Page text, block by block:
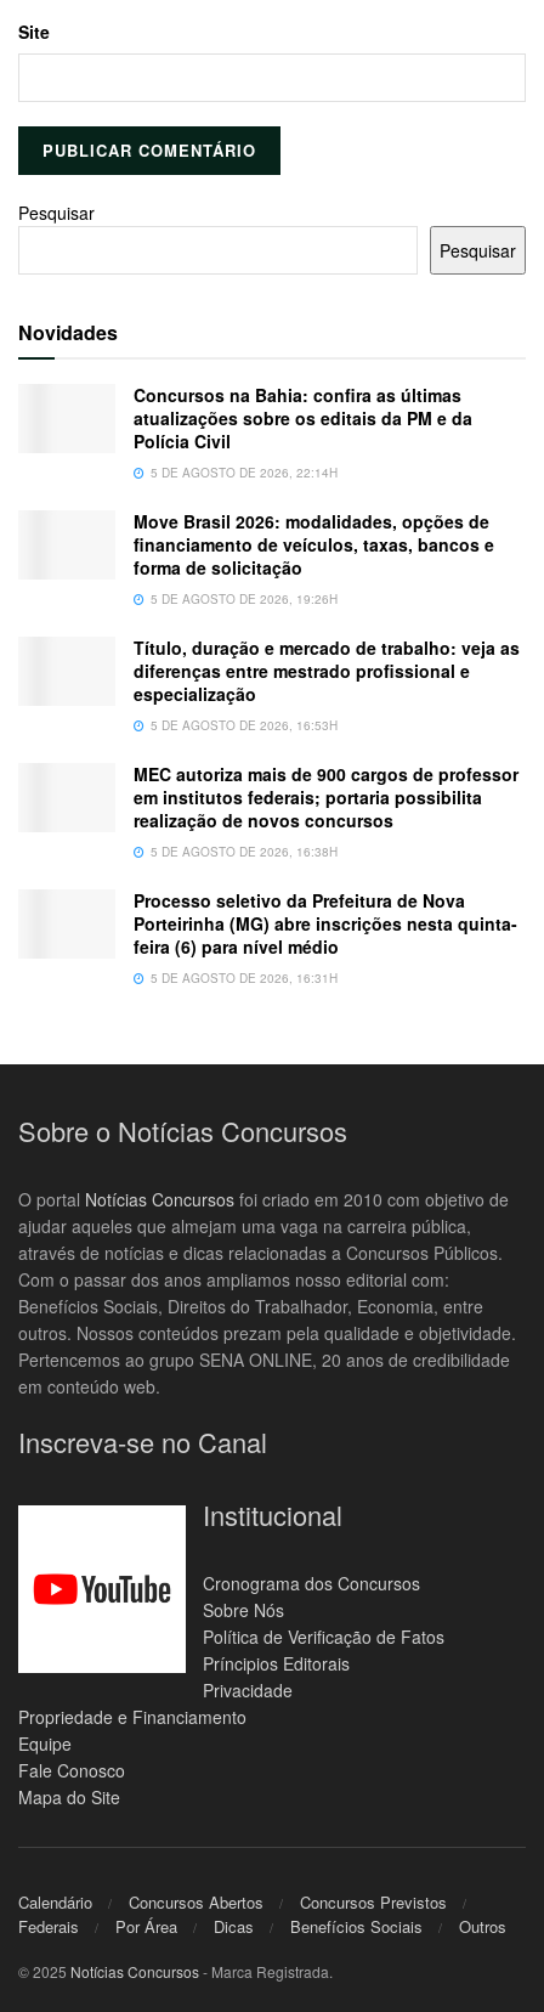
Site
Pesquisar
Pesquisar
Novidades
Concursos na Bahia: confira as últimas
atualizações sobre os editais da PM e da
Polícia Civil
5 DE AGOSTO DE 2026, 22:14H
Move Brasil 2026: modalidades, opções de
financiamento de veículos, taxas, bancos e
forma de solicitação
5 DE AGOSTO DE 2026, 19:26H
Título, duração e mercado de trabalho: veja as
diferenças entre mestrado profissional e
especialização
5 DE AGOSTO DE 2026, 16:53H
MEC autoriza mais de 900 cargos de professor
em institutos federais; portaria possibilita
realização de novos concursos
5 DE AGOSTO DE 2026, 16:38H
Processo seletivo da Prefeitura de Nova
Porteirinha (MG) abre inscrições nesta quinta-
feira (6) para nível médio
5 DE AGOSTO DE 2026, 16:31H
Sobre o Notícias Concursos
O portal Notícias Concursos foi criado em 2010 com objetivo de
ajudar aqueles que almejam uma vaga na carreira pública,
através de notícias e dicas relacionadas a Concursos Públicos.
Com o passar dos anos ampliamos nosso editorial com:
Benefícios Sociais, Direitos do Trabalhador, Economia, entre
outros. Nossos conteúdos prezam pela qualidade e objetividade.
Pertencemos ao grupo SENA ONLINE, 20 anos de credibilidade
em conteúdo web.
Inscreva-se no Canal
Institucional
Cronograma dos Concursos
Sobre Nós
Política de Verificação de Fatos
Príncipios Editorais
Privacidade
Propriedade e Financiamento
Equipe
Fale Conosco
Mapa do Site
Calendário Concursos Abertos
Concursos Previstos
Federais
Por Área Dicas Benefícios Sociais Outros
© 2025 Notícias Concursos- Marca Registrada.